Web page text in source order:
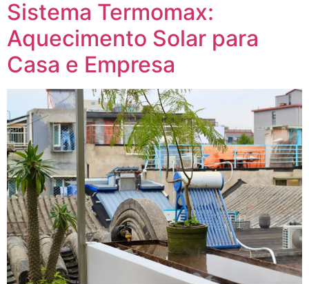
Sistema Termomax:
Aquecimento Solar para
Casa e Empresa